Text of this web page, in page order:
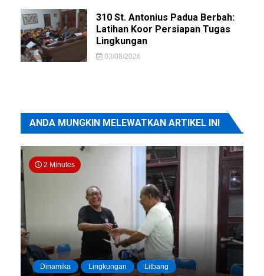
310 St. Antonius Padua Berbah:
Latihan Koor Persiapan Tugas
Lingkungan
03/08/2026
ANDA MUNGKIN MELEWATKAN ARTIKEL INI
2 Minutes
Dinamika Lingkungan Litbang